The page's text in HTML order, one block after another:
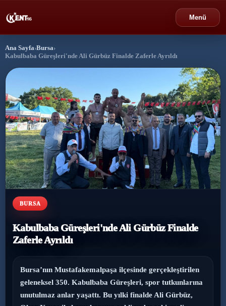
Menü
Bursa
›
Politika ›
Spor ›
Ekonomi ›
Eğitim ›
Dünya
Magazin
Sağlık
Yaşam
Ana Sayfa›Bursa›
Kabulbaba Güreşleri'nde Ali Gürbüz Finalde Zaferle Ayrıldı
BURSA
Kabulbaba Güreşleri'nde Ali Gürbüz Finalde
Zaferle Ayrıldı
Bursa’nın Mustafakemalpaşa ilçesinde gerçekleştirilen
geleneksel 350. Kabulbaba Güreşleri, spor tutkunlarına
unutulmaz anlar yaşattı. Bu yılki finalde Ali Gürbüz,